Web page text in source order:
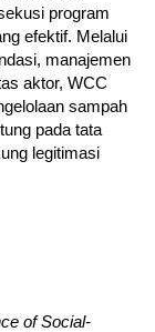
program
efektif. Melalui
manajemen
aktor, WCC
sampah
pada tata
legitimasi
of Social-